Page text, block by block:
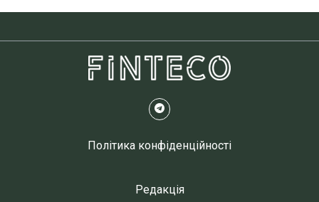
Політика конфіденційності
Редакція